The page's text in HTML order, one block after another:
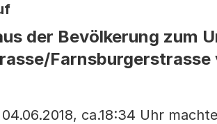
der Bevölkerung zum
ca.18:34 Uhr